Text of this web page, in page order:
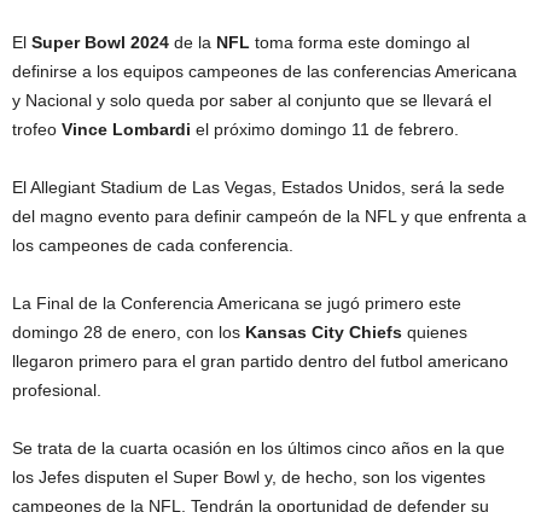
El Super Bowl 2024 de la NFL toma forma este domingo al
definirse a los equipos campeones de las conferencias Americana
y Nacional y solo queda por saber al conjunto que se llevará el
trofeo Vince Lombardi el próximo domingo 11 de febrero.
El Allegiant Stadium de Las Vegas, Estados Unidos, será la sede
del magno evento para definir campeón de la NFL y que enfrenta a
los campeones de cada conferencia.
La Final de la Conferencia Americana se jugó primero este
domingo 28 de enero, con los Kansas City Chiefs quienes
llegaron primero para el gran partido dentro del futbol americano
profesional.
Se trata de la cuarta ocasión en los últimos cinco años en la que
los Jefes disputen el Super Bowl y, de hecho, son los vigentes
campeones de la NFL. Tendrán la oportunidad de defender su